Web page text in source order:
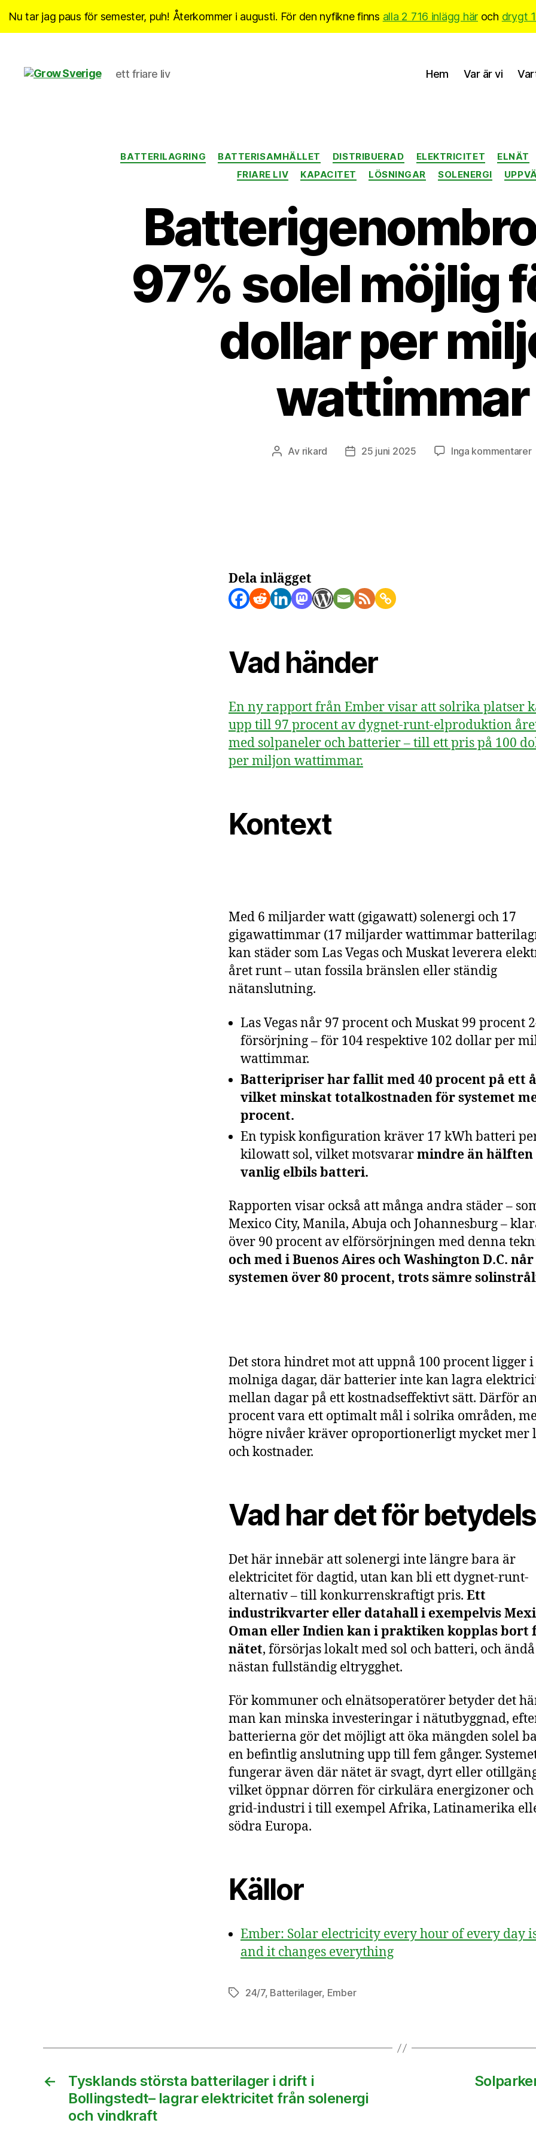
Nu tar jag paus för semester, puh! Återkommer i augusti. För den nyfikne finns alla 2 716 inlägg här och drygt
ett friare liv Hem Var är vi
Kategorier
BATTERILAGRING BATTERISAMHÄLLET DISTRIBUERAD ELEKTRICITET ELNÄT
FRIARE LIV
KAPACITET LÖSNINGAR SOLENERGI
97% solel möjlig
dollar per
wattimmar
Inläggsförfattare
Av rikard Inläggsdatum
25 juni 2025 Inga kommentarertill
Dela inlägget
Vad händer
En ny rapport från Ember visar att solrika platser
upp till 97 procent av dygnet-runt-elproduktion
med solpaneler och batterier – till ett pris på 100
per miljon wattimmar.
Kontext
Med 6 miljarder watt (gigawatt) solenergi och 17
gigawattimmar (17 miljarder wattimmar
kan städer som Las Vegas och Muskat leverera
året runt – utan fossila bränslen eller ständig
nätanslutning.
Las Vegas når 97 procent och Muskat 99 procent
försörjning – för 104 respektive 102 dollar per
wattimmar.
Batteripriser har fallit med 40 procent på ett
vilket minskat totalkostnaden för systemet
procent.
En typisk konfiguration kräver 17 kWh batteri
kilowatt sol, vilket motsvararmindre än hälften
vanlig elbils batteri.
Rapporten visar också att många andra städer –
Mexico City, Manila, Abuja och Johannesburg –
över 90 procent av elförsörjningen med denna
och med i Buenos Aires och Washington D.C. når
systemen över 80 procent, trots sämre
Det stora hindret mot att uppnå 100 procent ligger i
molniga dagar, där batterier inte kan lagra
mellan dagar på ett kostnadseffektivt sätt. Därför
procent vara ett optimalt mål i solrika områden,
högre nivåer kräver oproportionerligt mycket mer
och kostnader.
Vad har det för
Det här innebär att solenergi inte längre bara är
elektricitet för dagtid, utan kan bli ett dygnet-runt-
alternativ – till konkurrenskraftigt pris. Ett
industrikvarter eller datahall i exempelvis
Oman eller Indien kan i praktiken kopplas bort
nätet, försörjas lokalt med sol och batteri, och
nästan fullständig eltrygghet.
För kommuner och elnätsoperatörer betyder det
man kan minska investeringar i nätutbyggnad,
batterierna gör det möjligt att öka mängden solel
en befintlig anslutning upp till fem gånger.
fungerar även där nätet är svagt, dyrt eller
vilket öppnar dörren för cirkulära energizoner och
grid-industri i till exempel Afrika, Latinamerika
södra Europa.
Källor
Ember: Solar electricity every hour of every day
and it changes everything
Etiketter
24/7, Batterilager, Ember
←
Tysklands största batterilager i drift i
Bollingstedt– lagrar elektricitet från solenergi
och vindkraft